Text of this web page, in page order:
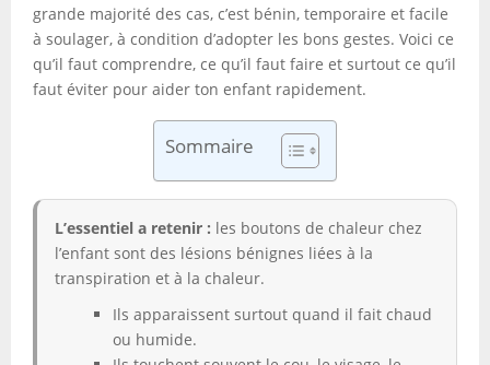
grande majorité des cas, c’est bénin, temporaire et facile
à soulager, à condition d’adopter les bons gestes. Voici ce
qu’il faut comprendre, ce qu’il faut faire et surtout ce qu’il
faut éviter pour aider ton enfant rapidement.
Sommaire
L’essentiel a retenir : les boutons de chaleur chez
l’enfant sont des lésions bénignes liées à la
transpiration et à la chaleur.
Ils apparaissent surtout quand il fait chaud
ou humide.